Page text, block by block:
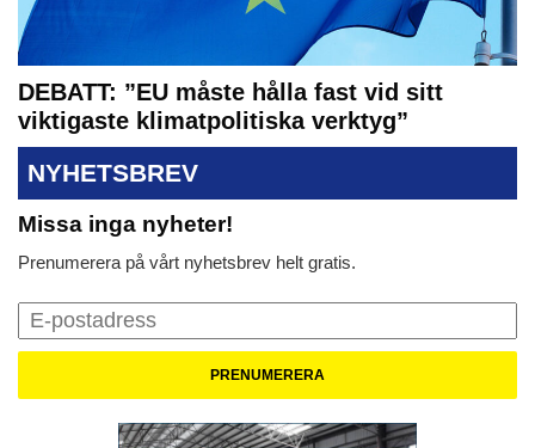
DEBATT: ”EU måste hålla fast vid sitt
viktigaste klimatpolitiska verktyg”
NYHETSBREV
Missa inga nyheter!
Prenumerera på vårt nyhetsbrev helt gratis.